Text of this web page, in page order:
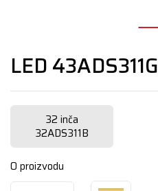
LED 43ADS311G
32 inča
32ADS311B
O proizvodu